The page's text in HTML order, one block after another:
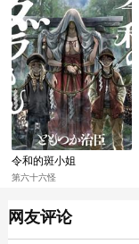
令和的斑小姐
第六十六怪
网友评论